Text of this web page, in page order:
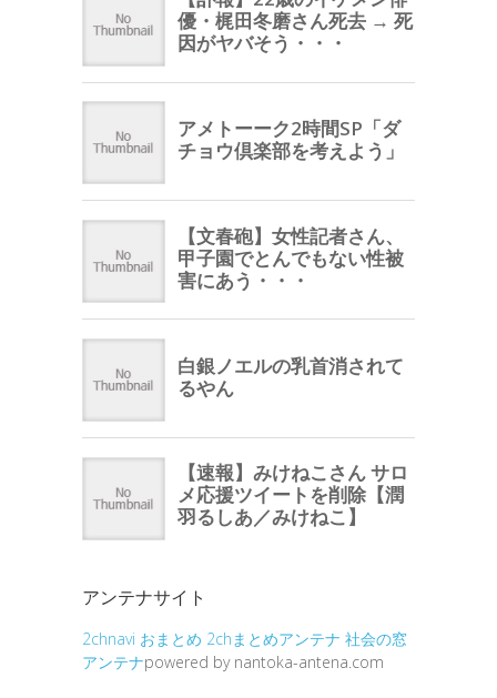
アンテナサイト
2chnavi おまとめ 2chまとめアンテナ 社会の窓
アンテナpowered by nantoka-antena.com